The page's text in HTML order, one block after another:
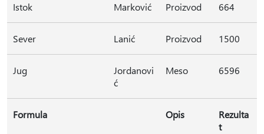
Istok Marković Proizvod 664
Sever Lanić Proizvod 1500
Jug
Jordanovi
ć
Meso 6596
Formula Opis
Rezulta
t